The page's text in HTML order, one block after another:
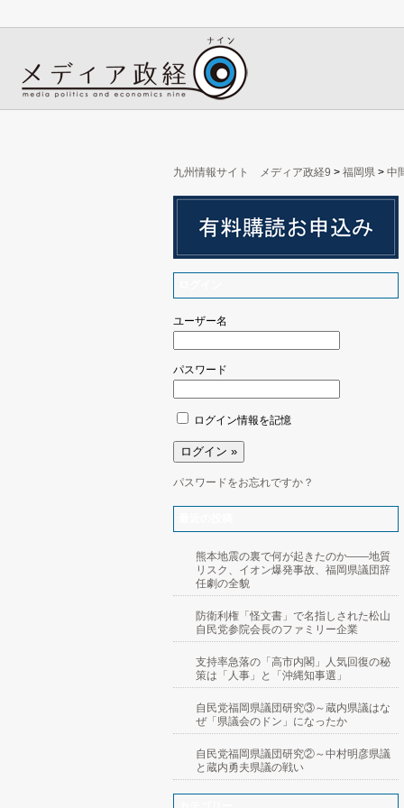
九州情報サイト メディア政経9 > 福岡県 > 中
ユーザー名
パスワード
ログイン情報を記憶
パスワードをお忘れですか？
熊本地震の裏で何が起きたのか――地質
リスク、イオン爆発事故、福岡県議団辞
任劇の全貌
防衛利権「怪文書」で名指しされた松山
自民党参院会長のファミリー企業
支持率急落の「高市内閣」人気回復の秘
策は「人事」と「沖縄知事選」
自民党福岡県議団研究③～蔵内県議はな
ぜ「県議会のドン」になったか
自民党福岡県議団研究②～中村明彦県議
と蔵内勇夫県議の戦い